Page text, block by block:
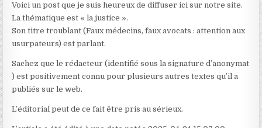
Voici un post que je suis heureux de diffuser ici sur notre site.
La thématique est « la justice ».
Son titre troublant (Faux médecins, faux avocats : attention aux
usurpateurs) est parlant.
Sachez que le rédacteur (identifié sous la signature d’anonymat
) est positivement connu pour plusieurs autres textes qu’il a
publiés sur le web.
L’éditorial peut de ce fait être pris au sérieux.